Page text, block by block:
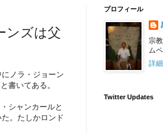
ンズは父
ノラ・ジョーン
書いてある。
シャンカールと
。たしかロンド
プロフィール
宗
ム
詳
Twitter Updates